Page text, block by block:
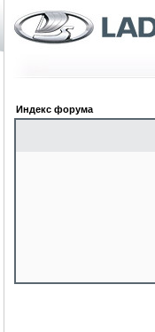
Индекс форума